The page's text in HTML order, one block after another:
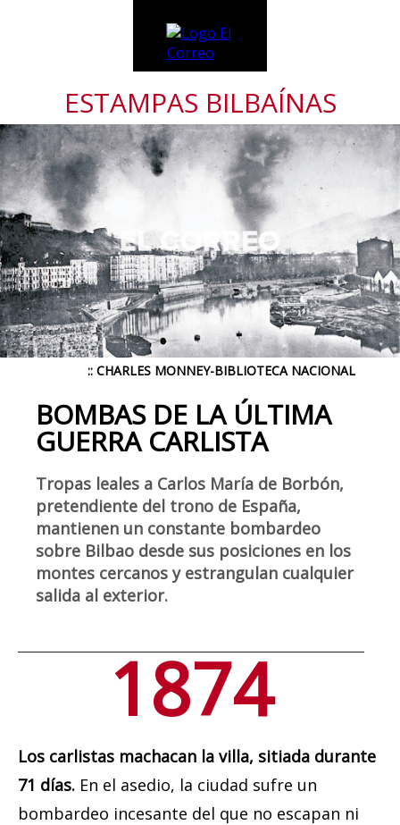
ESTAMPAS BILBAÍNAS
:: CHARLES MONNEY-BIBLIOTECA NACIONAL
BOMBAS DE LA ÚLTIMA
GUERRA CARLISTA
Tropas leales a Carlos María de Borbón,
pretendiente del trono de España,
mantienen un constante bombardeo
sobre Bilbao desde sus posiciones en los
montes cercanos y estrangulan cualquier
salida al exterior.
1874
Los carlistas machacan la villa, sitiada durante
71 días. En el asedio, la ciudad sufre un
bombardeo incesante del que no escapan ni